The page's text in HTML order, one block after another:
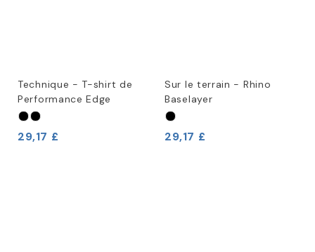
Technique - T-shirt de
Performance Edge
29,17 £
Sur le terrain - Rhino
Baselayer
29,17 £